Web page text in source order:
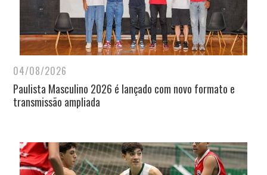
04/08/2026
Paulista Masculino 2026 é lançado com novo formato e
transmissão ampliada